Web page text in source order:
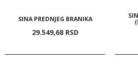
SINA PREDNJEG BRANIKA
29.549,68 RSD